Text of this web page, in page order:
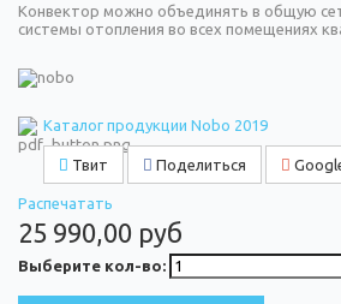
Конвектор можно объединять в общую
системы отопления во всех помещениях
Каталог продукции Nobo 2019
Твит Поделиться
Распечатать
25 990,00 руб
Выберите кол-во: